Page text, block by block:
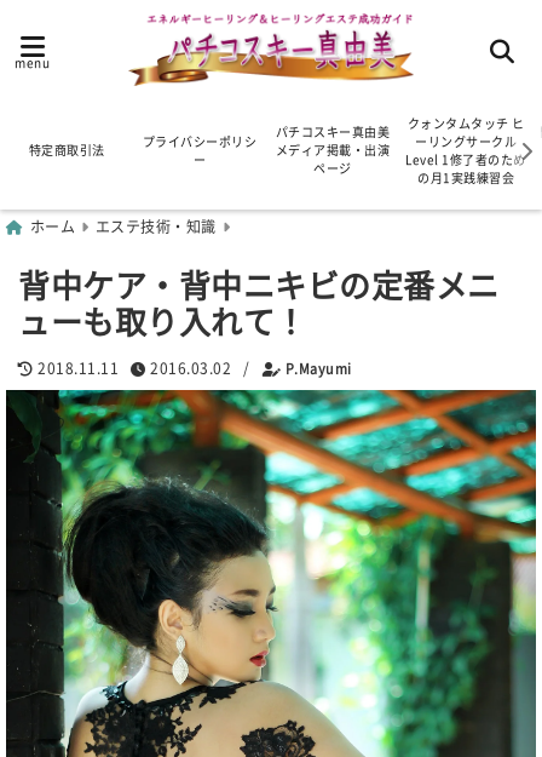
menu
特定商取引法
プライバシーポリシ
ー
パチコスキー真由美
メディア掲載・出演
ページ
クォンタムタッチ ヒ
ーリングサークル
Level 1修了者のため
の月1実践練習会
ホーム エステ技術・知識
背中ケア・背中ニキビの定番メニ
ューも取り入れて！
2018.11.11 2016.03.02 / P.Mayumi